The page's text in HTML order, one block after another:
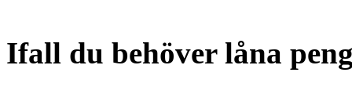
Ifall du behöver låna